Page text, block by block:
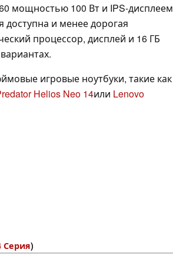
мощностью 100 Вт и IPS-дисплеем
доступна и менее дорогая
процессор, дисплей и 16 ГБ
игровые ноутбуки, такие как
Helios Neo 14или Lenovo
Серия)